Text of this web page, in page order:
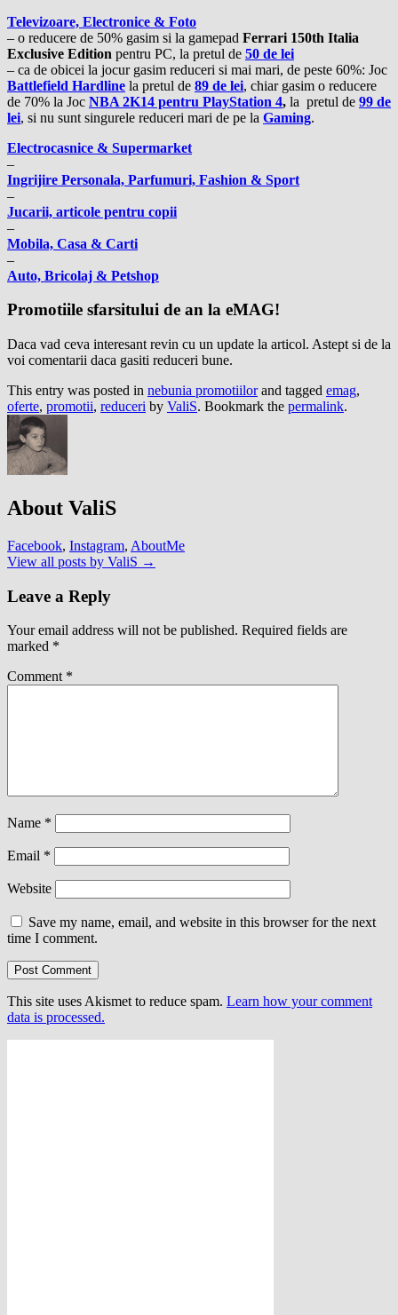
Televizoare, Electronice & Foto
– o reducere de 50% gasim si la gamepad Ferrari 150th Italia
Exclusive Edition pentru PC, la pretul de 50 de lei
– ca de obicei la jocur gasim reduceri si mai mari, de peste 60%: Joc
Battlefield Hardline la pretul de 89 de lei, chiar gasim o reducere
de 70% la Joc NBA 2K14 pentru PlayStation 4, la pretul de 99 de
lei, si nu sunt singurele reduceri mari de pe la Gaming.
Electrocasnice & Supermarket
–
Ingrijire Personala, Parfumuri, Fashion & Sport
–
Jucarii, articole pentru copii
–
Mobila, Casa & Carti
–
Auto, Bricolaj & Petshop
Promotiile sfarsitului de an la eMAG!
Daca vad ceva interesant revin cu un update la articol. Astept si de la
voi comentarii daca gasiti reduceri bune.
This entry was posted in nebunia promotiilorand tagged emag,
oferte, promotii, reduceri by ValiS. Bookmark the permalink.
About ValiS
Facebook, Instagram, AboutMe
View all posts by ValiS →
Leave a Reply
Your email address will not be published. Required fields are
marked *
Comment *
Name *
Email *
Website
Save my name, email, and website in this browser for the next
time I comment.
This site uses Akismet to reduce spam. Learn how your comment
data is processed.